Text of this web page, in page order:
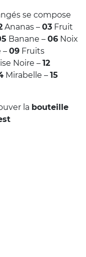
se compose
Ananas – 03 Fruit
Banane – 06 Noix
– 09 Fruits
Noire – 12
Mirabelle – 15
la bouteille